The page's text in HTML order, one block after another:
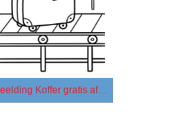
Afbeelding Koffer gratis afdrukbaar